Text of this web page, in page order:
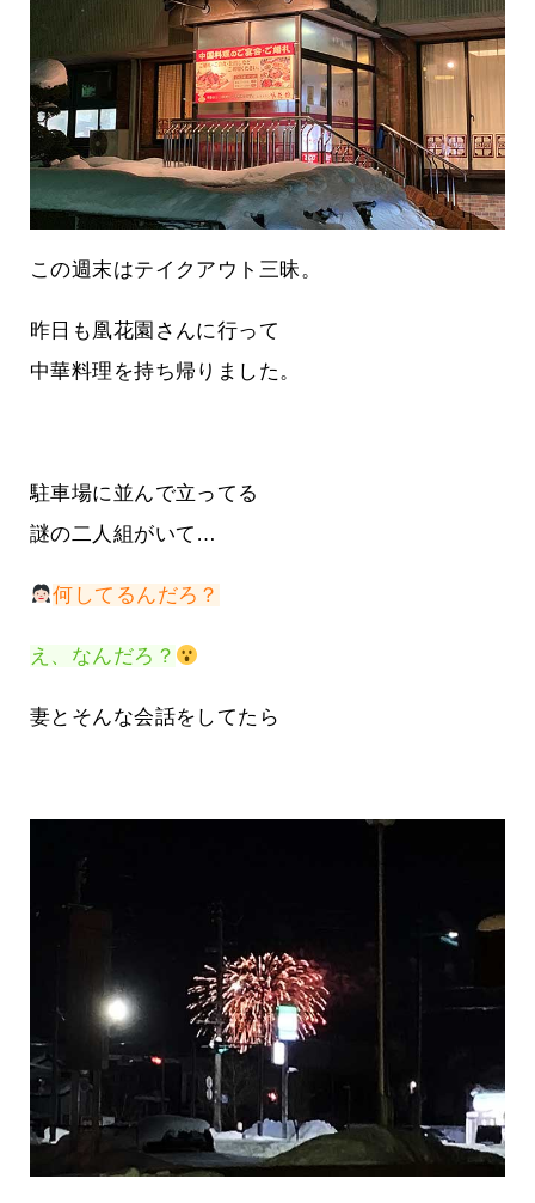
この週末はテイクアウト三昧。
昨日も凰花園さんに行って
中華料理を持ち帰りました。
駐車場に並んで立ってる
謎の二人組がいて…
何してるんだろ？
え、なんだろ？
妻とそんな会話をしてたら